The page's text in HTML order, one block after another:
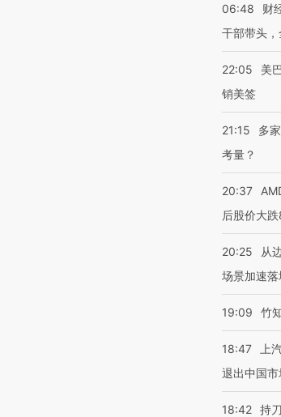
06:48
财
干部带头
22:05
美
销美签
21:15
多
考量？
20:37
后股价大
20:25
从
场景加速落
19:09 竹
18:47
上
退出中国市
18:42 持